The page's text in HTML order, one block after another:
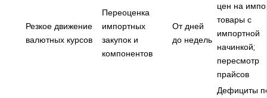
Резкое движение
валютных курсов
Переоценка
импортных
закупок и
компонентов
От дней
до недель
цен на
товары с
импортной
начинкой;
пересмотр
прайсов
Дефициты